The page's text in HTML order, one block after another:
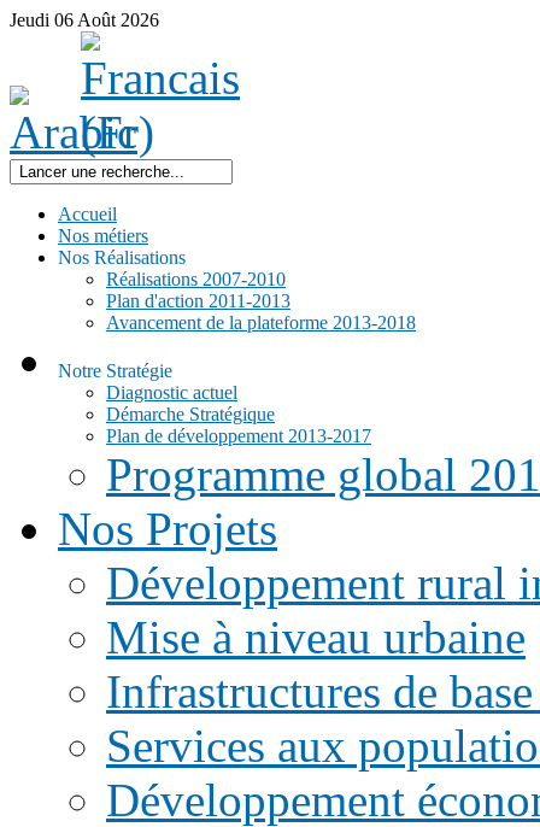
Jeudi 06 Août 2026
Accueil
Nos métiers
Nos Réalisations
Réalisations 2007-2010
Plan d'action 2011-2013
Avancement de la plateforme 2013-2018
Notre Stratégie
Diagnostic actuel
Démarche Stratégique
Plan de développement 2013-2017
Programme global
Nos Projets
Développement rural
Mise à niveau urbaine
Infrastructures de
Services aux
Développement